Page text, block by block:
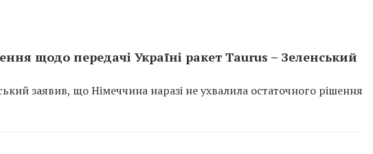
щодо передачі Україні ракет Taurus – Зеленський
заявив, що Німеччина наразі не ухвалила остаточного рішення